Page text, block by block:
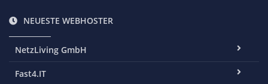
NEUESTE WEBHOSTER
NetzLiving GmbH
Fast4.IT